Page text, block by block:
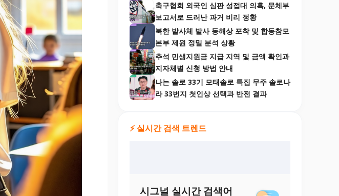
축구협회 외국인 심판 성접대 의혹, 문체부
보고서로 드러난 과거 비리 정황
북한 발사체 발사 동해상 포착 및 합동참모
본부 제원 정밀 분석 상황
추석 민생지원금 지급 지역 및 금액 확인과
지자체별 신청 방법 안내
나는 솔로 33기 모태솔로 특집 무주 솔로나
라 33번지 첫인상 선택과 반전 결과
⚡ 실시간 검색 트렌드